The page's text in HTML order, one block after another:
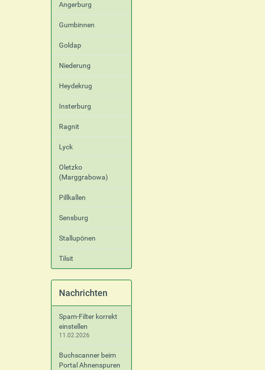
Angerburg
Gumbinnen
Goldap
Niederung
Heydekrug
Insterburg
Ragnit
Lyck
Oletzko
(Marggrabowa)
Pillkallen
Sensburg
Stallupönen
Tilsit
Nachrichten
Spam-Filter korrekt
einstellen
11.02.2026
Buchscanner beim
Portal Ahnenspuren